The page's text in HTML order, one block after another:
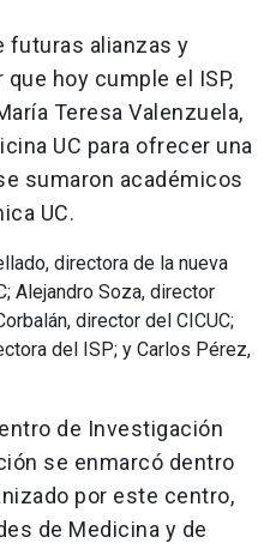
futuras alianzas y
hoy cumple el ISP,
Teresa Valenzuela,
UC para ofrecer una
sumaron académicos
UC.
directora de la nueva
Alejandro Soza, director
director del CICUC;
del ISP; y Carlos Pérez,
de Investigación
se enmarcó dentro
por este centro,
de Medicina y de